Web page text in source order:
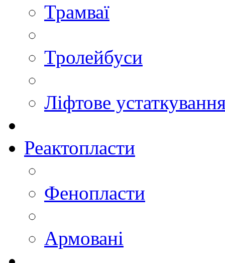
Трамваї
Тролейбуси
Ліфтове
Реактопласти
Фенопласти
Армовані